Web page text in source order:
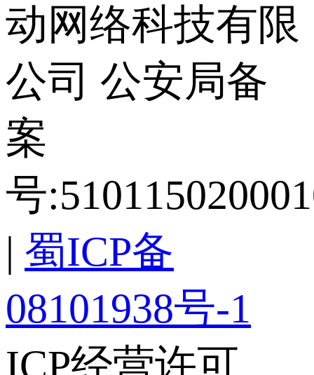
动网络科技有限
公司 公安局备
案
号
| 蜀ICP备
08101938号-1
ICP经营许可